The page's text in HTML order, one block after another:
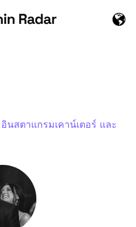
นสตาแกรมเคาน์เตอร์ และ